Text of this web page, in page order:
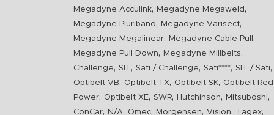
Megadyne Acculink, Megadyne Megaweld ,
Megadyne Pluriband , Megadyne Varisect,
Megadyne Megalinear, Megadyne Cable Pull ,
Megadyne Pull Down, Megadyne Millbelts,
Challenge, SIT , Sati / Challenge, Sati****, SIT / Sati,
Optibelt VB, Optibelt TX, Optibelt SK, Optibelt Red
Power, Optibelt XE, SWR, Hutchinson, Mitsuboshi,
ConCar, N/A, Omec, Morgensen, Vision, Tagex,